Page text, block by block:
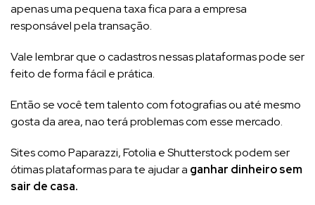
apenas uma pequena taxa fica para a empresa
responsável pela transação.
Vale lembrar que o cadastros nessas plataformas pode ser
feito de forma fácil e prática.
Então se você tem talento com fotografias ou até mesmo
gosta da area, nao terá problemas com esse mercado.
Sites como Paparazzi, Fotolia e Shutterstock podem ser
ótimas plataformas para te ajudar a ganhar dinheiro sem
sair de casa.